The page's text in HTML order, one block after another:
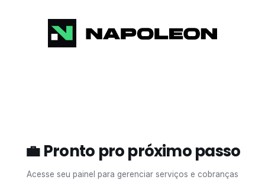
💼 Pronto pro próximo passo
Acesse seu painel para gerenciar serviços e cobranças